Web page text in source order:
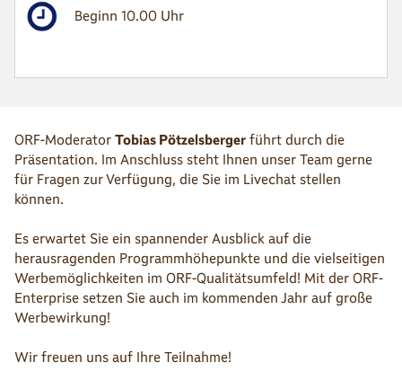
Beginn 10.00 Uhr
ORF-Moderator Tobias Pötzelsberger führt durch die
Präsentation. Im Anschluss steht Ihnen unser Team gerne
für Fragen zur Verfügung, die Sie im Livechat stellen
können.
Es erwartet Sie ein spannender Ausblick auf die
herausragenden Programmhöhepunkte und die vielseitigen
Werbemöglichkeiten im ORF-Qualitätsumfeld! Mit der ORF-
Enterprise setzen Sie auch im kommenden Jahr auf große
Werbewirkung!
Wir freuen uns auf Ihre Teilnahme!